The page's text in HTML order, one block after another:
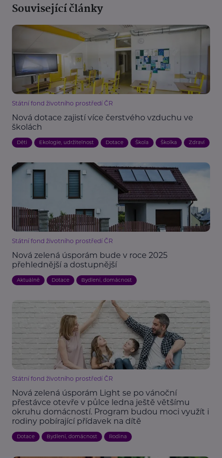
Související články
Státní fond životního prostředí ČR
Nová dotace zajistí více čerstvého vzduchu ve
školách
Děti Ekologie, udržitelnost Dotace Škola Školka Zdraví
Státní fond životního prostředí ČR
Nová zelená úsporám bude v roce 2025
přehlednější a dostupnější
Aktuálně Dotace Bydlení, domácnost
Státní fond životního prostředí ČR
Nová zelená úsporám Light se po vánoční
přestávce otevře v půlce ledna ještě většímu
okruhu domácností. Program budou moci využít i
rodiny pobírající přídavek na dítě
Dotace Bydlení, domácnost Rodina